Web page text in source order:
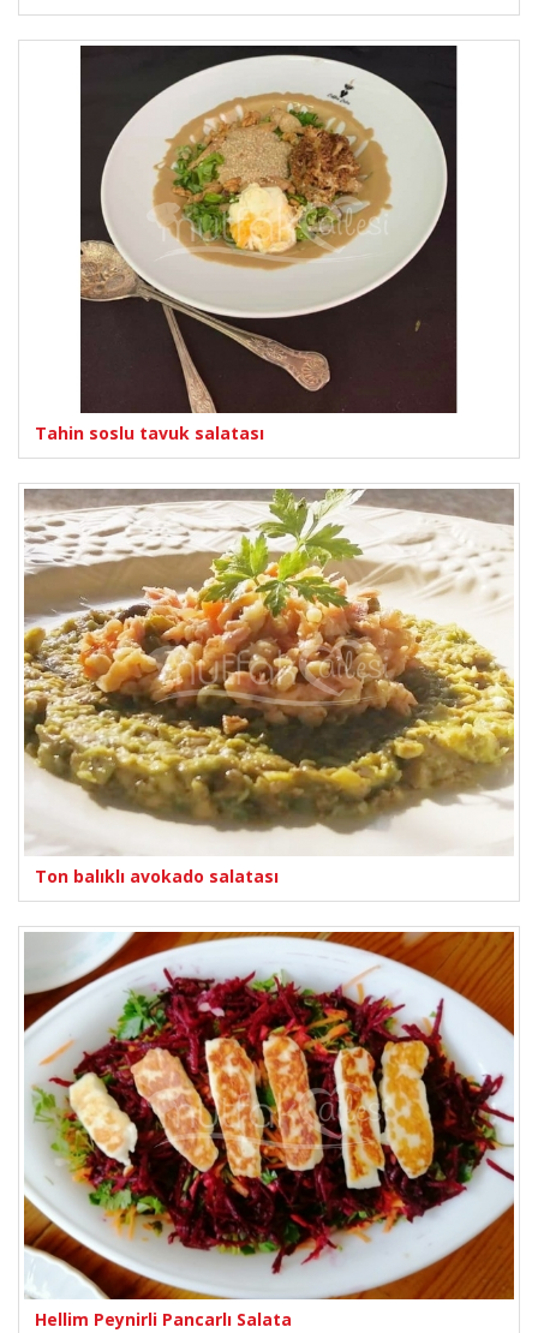
Tahin soslu tavuk salatası
Ton balıklı avokado salatası
Hellim Peynirli Pancarlı Salata